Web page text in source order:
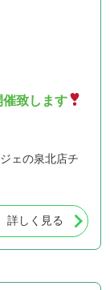
致します
ェの泉北店チ
詳しく見る